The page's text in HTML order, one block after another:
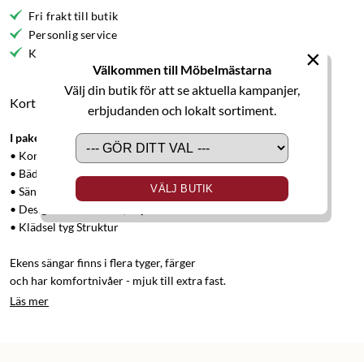
Välkommen till Möbelmästarna
Välj din butik för att se aktuella kampanjer,
erbjudanden och lokalt sortiment.
VÄLJ BUTIK
×
Fri frakt till butik
Personlig service
Kvalitetsmöbler
Kort produktbeskrivning
I paketet ingår:
• Kontinentalsäng Ekens ELEGANS 180x210 cm
• Bäddmadrass Tempflex Softex 180x210 cm
• Sänggavel Ruta 180 cm
• Designben mattsvart, höjd 12 cm
• Klädsel tyg Struktur
Ekens sängar finns i flera tyger, färger
och har komfortnivåer - mjuk till extra fast.
Läs mer